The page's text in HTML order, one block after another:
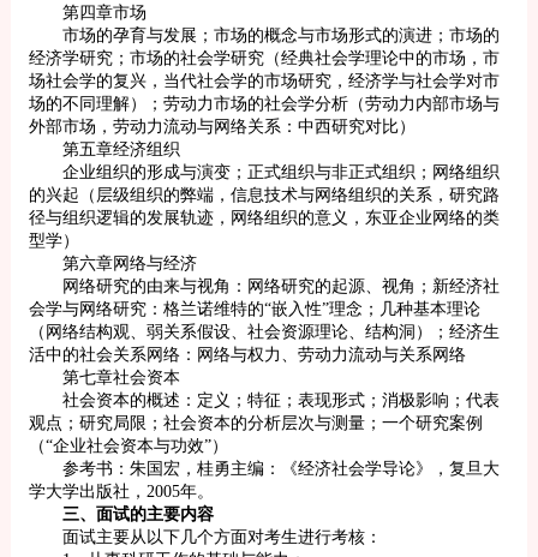
第四章市场
市场的孕育与发展；市场的概念与市场形式的演进；市场的
经济学研究；市场的社会学研究（经典社会学理论中的市场，市
场社会学的复兴，当代社会学的市场研究，经济学与社会学对市
场的不同理解）；劳动力市场的社会学分析（劳动力内部市场与
外部市场，劳动力流动与网络关系：中西研究对比）
第五章经济组织
企业组织的形成与演变；正式组织与非正式组织；网络组织
的兴起（层级组织的弊端，信息技术与网络组织的关系，研究路
径与组织逻辑的发展轨迹，网络组织的意义，东亚企业网络的类
型学）
第六章网络与经济
网络研究的由来与视角：网络研究的起源、视角；新经济社
会学与网络研究：格兰诺维特的“嵌入性”理念；几种基本理论
（网络结构观、弱关系假设、社会资源理论、结构洞）；经济生
活中的社会关系网络：网络与权力、劳动力流动与关系网络
第七章社会资本
社会资本的概述：定义；特征；表现形式；消极影响；代表
观点；研究局限；社会资本的分析层次与测量；一个研究案例
（“企业社会资本与功效”）
参考书：朱国宏，桂勇主编：《经济社会学导论》，复旦大
学大学出版社，2005年。
三、面试的主要内容
面试主要从以下几个方面对考生进行考核：